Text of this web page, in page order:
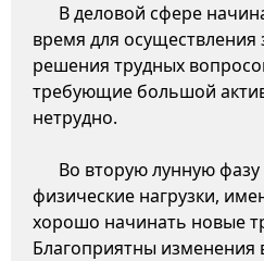
В деловой сфере
время для
решения трудных
требующие большой
нетрудно.
Во вторую лунную
физические нагрузки,
хорошо начинать новые
Благоприятны изменения